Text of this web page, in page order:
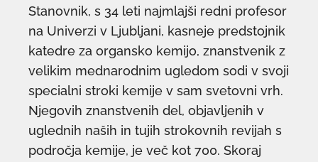
Stanovnik, s 34 leti najmlajši redni profesor
na Univerzi v Ljubljani, kasneje predstojnik
katedre za organsko kemijo, znanstvenik z
velikim mednarodnim ugledom sodi v svoji
specialni stroki kemije v sam svetovni vrh.
Njegovih znanstvenih del, objavljenih v
uglednih naših in tujih strokovnih revijah s
področja kemije, je več kot 700. Skoraj